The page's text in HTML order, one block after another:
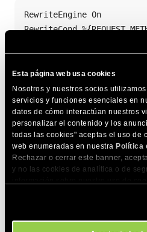
Esta página web usa cookies
Nosotros y nuestros socios
servicios y funciones esenciales en
datos de cómo interactúan nuestros
personalizar el contenido y los
todas las cookies" aceptas el uso de
web enumeradas en nuestra Política
Rechazar o cerrar este banner,
y no las cookies de analítica o de
momento a través de la herramienta
RewriteEngine On
RewriteCond
COMPARTE ESTE
Artículos relacionados
compartidos